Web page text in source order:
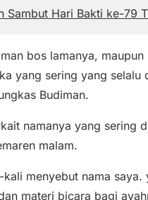
Sambut Hari Bakti ke-79
bos lamanya,
yang sering yang selalu
Budiman.
namanya yang sering
malam.
menyebut nama saya.
materi bicara bagi